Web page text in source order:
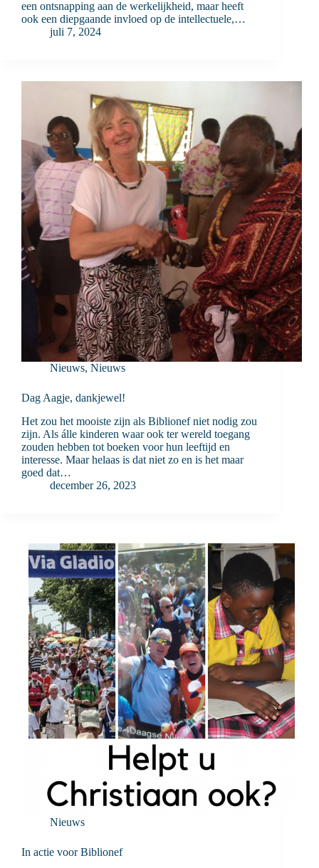
een ontsnapping aan de werkelijkheid, maar heeft
ook een diepgaande invloed op de intellectuele,…
juli 7, 2024
Nieuws, Nieuws
Dag Aagje, dankjewel!
Het zou het mooiste zijn als Biblionef niet nodig zou
zijn. Als álle kinderen waar ook ter wereld toegang
zouden hebben tot boeken voor hun leeftijd en
interesse. Maar helaas is dat niet zo en is het maar
goed dat…
december 26, 2023
Nieuws
In actie voor Biblionef